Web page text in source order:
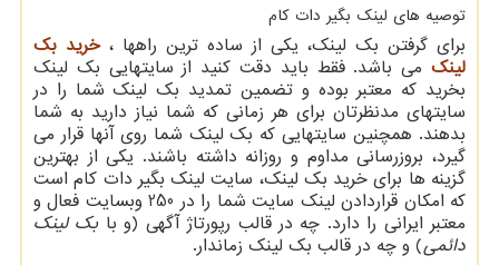
توصیه های لینک بگیر دات کام
برای گرفتن بک لینک، یکی از ساده ترین راهها ،خرید بک
لینک می باشد. فقط باید دقت کنید از سایتهایی بک لینک
بخرید که معتبر بوده و تضمین تمدید بک لینک شما را در
سایتهای مدنظرتان برای هر زمانی که شما نیاز دارید به شما
بدهند. همچنین سایتهایی که بک لینک شما روی آنها قرار می
گیرد، بروزرسانی مداوم و روزانه داشته باشند. یکی از بهترین
گزینه ها برای خرید بک لینک، سایت لینک بگیر دات کام است
که امکان قراردادن لینک سایت شما را در 250 وبسایت فعال و
معتبر ایرانی را دارد. چه در قالب رپورتاژ آگهی (و با بک لینک
دائمی) و چه در قالب بک لینک زماندار.